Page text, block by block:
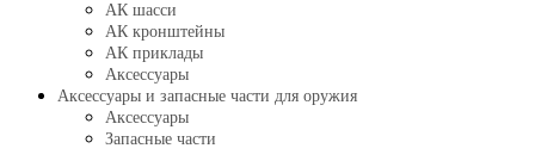
АК шасси
АК кронштейны
АК приклады
Аксессуары
Аксессуары и запасные части для оружия
Аксессуары
Запасные части